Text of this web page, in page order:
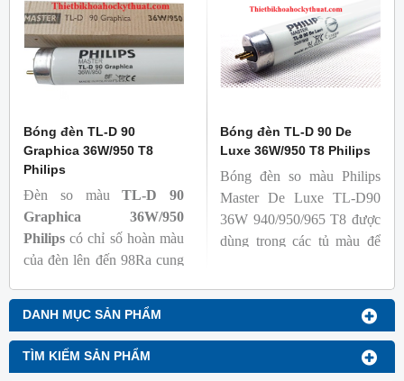
DANH MỤC SẢN PHẨM
TÌM KIẾM SẢN PHẨM
thông cao
- Tạo ra từ màu trắng ấm
đến ánh sáng ban ngày mát
mẻ
và keo trong sản phẩm.
Bóng đèn TL-D 90
Graphica 36W/950 T8
Philips
Đèn so màuTL-D 90
Graphica 36W/950
Philips có chỉ số hoàn màu
của đèn lên đến 98Ra cung
gần với ánh sáng tự nhiên
giúp các sự vật hiện lên một
cách rõ ràng, đạt chuẩn màu
Bóng đèn TL-D 90 De
Luxe 36W/950 T8 Philips
Bóng đèn so màu Philips
Master De Luxe TL-D90
36W 940/950/965 T8 được
dùng trong các tủ màu để
nguồn sáng khác nhau, với
nguồn sáng trung thực, đảm
bảo chất lượng mẫu mã, sản
xuất và kiểm tra chất lượng